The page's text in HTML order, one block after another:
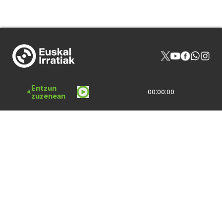
Entzun
zuzenean
00:00:00
NOR GIRA HARREMANAK